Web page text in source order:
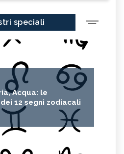
speciali
Acqua: le
12 segni zodiacali